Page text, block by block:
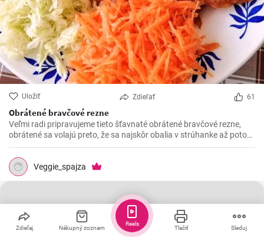
Uložiť Zdieľať 61
Obrátené bravčové rezne
Veľmi radi pripravujeme tieto šťavnaté obrátené bravčové rezne,
obrátené sa volajú preto, že sa najskôr obalia v strúhanke až potom
vo vajíčku. Sú krásne jemné a veľmi šťavnaté. V kombinácii s
čerstvou zeleninou sú výborné.
Veggie_spajza
Zdieľaj Nákupný zoznam Tlačiť Sleduj
Reels